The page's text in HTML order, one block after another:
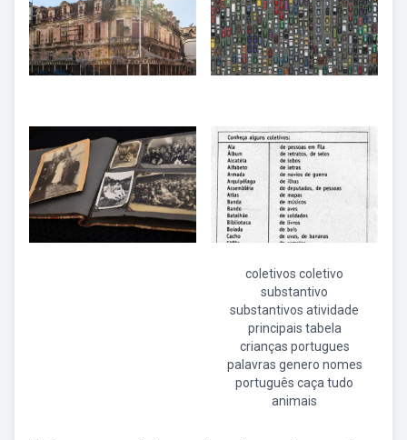
coletivos coletivo
substantivo
substantivos atividade
principais tabela
crianças portugues
palavras genero nomes
português caça tudo
animais